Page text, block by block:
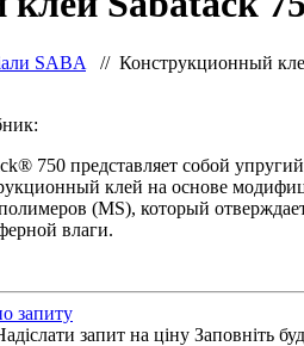
SABA // Конструкционный
750 представляет собой
клей на основе
(MS), который
влаги.
запиту
запит на ціну Заповніть